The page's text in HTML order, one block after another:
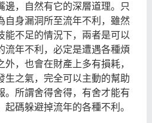
邊，自然有它的深層道理。只
自身漏洞所至流年不利，雖然
能不足的情況下，兩者是可以
流年不利，必定是遭遇各種煩
，也會在財產上多有損耗，
生之氣，完全可以主動的幫助
。所謂舍得舍得，有舍才能有
碼躲避掉流年的各種不利。